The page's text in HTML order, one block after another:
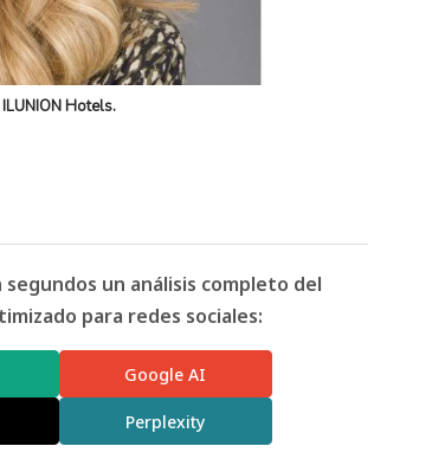
Hotels.
un análisis completo del
para redes sociales:
Google AI
Perplexity